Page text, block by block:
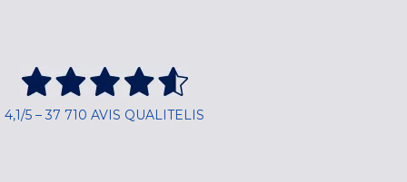
4,1/5 – 37 710 AVIS QUALITELIS